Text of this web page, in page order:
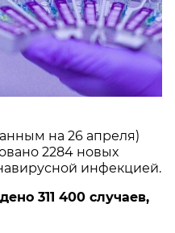
на 26 апреля)
2284 новых
инфекцией.
311 400 случаев,